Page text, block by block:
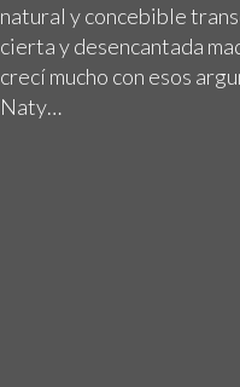
natural y concebible
cierta y desencantada
crecí mucho con esos
Naty…